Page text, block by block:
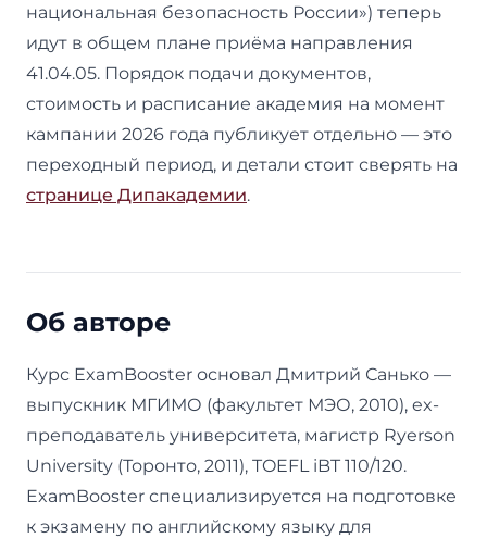
национальная безопасность России») теперь
идут в общем плане приёма направления
41.04.05. Порядок подачи документов,
стоимость и расписание академия на момент
кампании 2026 года публикует отдельно — это
переходный период, и детали стоит сверять на
странице Дипакадемии.
Об авторе
Курс ExamBooster основал Дмитрий Санько —
выпускник МГИМО (факультет МЭО, 2010), ex-
преподаватель университета, магистр Ryerson
University (Торонто, 2011), TOEFL iBT 110/120.
ExamBooster специализируется на подготовке
к экзамену по английскому языку для